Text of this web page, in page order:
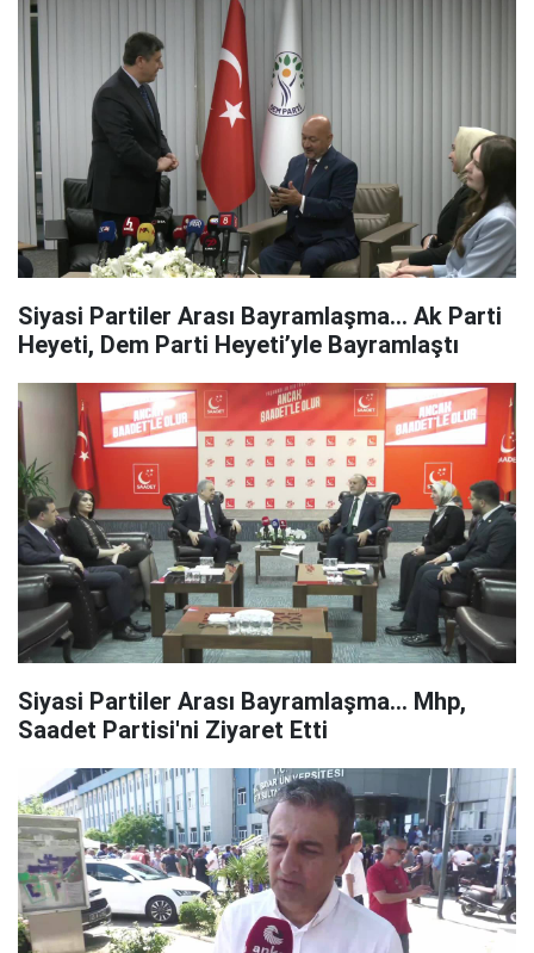
Siyasi Partiler Arası Bayramlaşma… Ak Parti
Heyeti, Dem Parti Heyeti’yle Bayramlaştı
Siyasi Partiler Arası Bayramlaşma... Mhp,
Saadet Partisi'ni Ziyaret Etti